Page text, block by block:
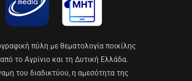
πύλη με θεματολογία ποικίλης
το Αγρίνιο και τη Δυτική Ελλάδα.
του διαδικτύου, η αμεσότητα της